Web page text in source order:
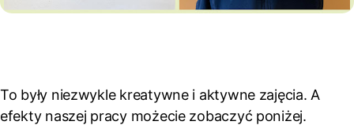
To były niezwykle kreatywne i aktywne zajęcia. A
efekty naszej pracy możecie zobaczyć poniżej.